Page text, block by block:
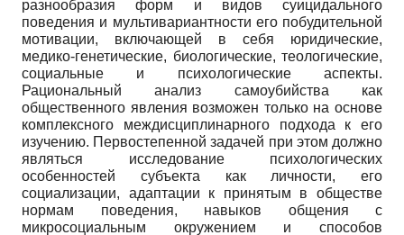
разнообразия форм и видов суицидального
поведения и мультивариантности его побудительной
мотивации, включающей в себя юридические,
медико-генетические, биологические, теологические,
социальные и психологические аспекты.
Рациональный анализ самоубийства как
общественного явления возможен только на основе
комплексного междисциплинарного подхода к его
изучению. Первостепенной задачей при этом должно
являться исследование психологических
особенностей субъекта как личности, его
социализации, адаптации к принятым в обществе
нормам поведения, навыков общения с
микросоциальным окружением и способов